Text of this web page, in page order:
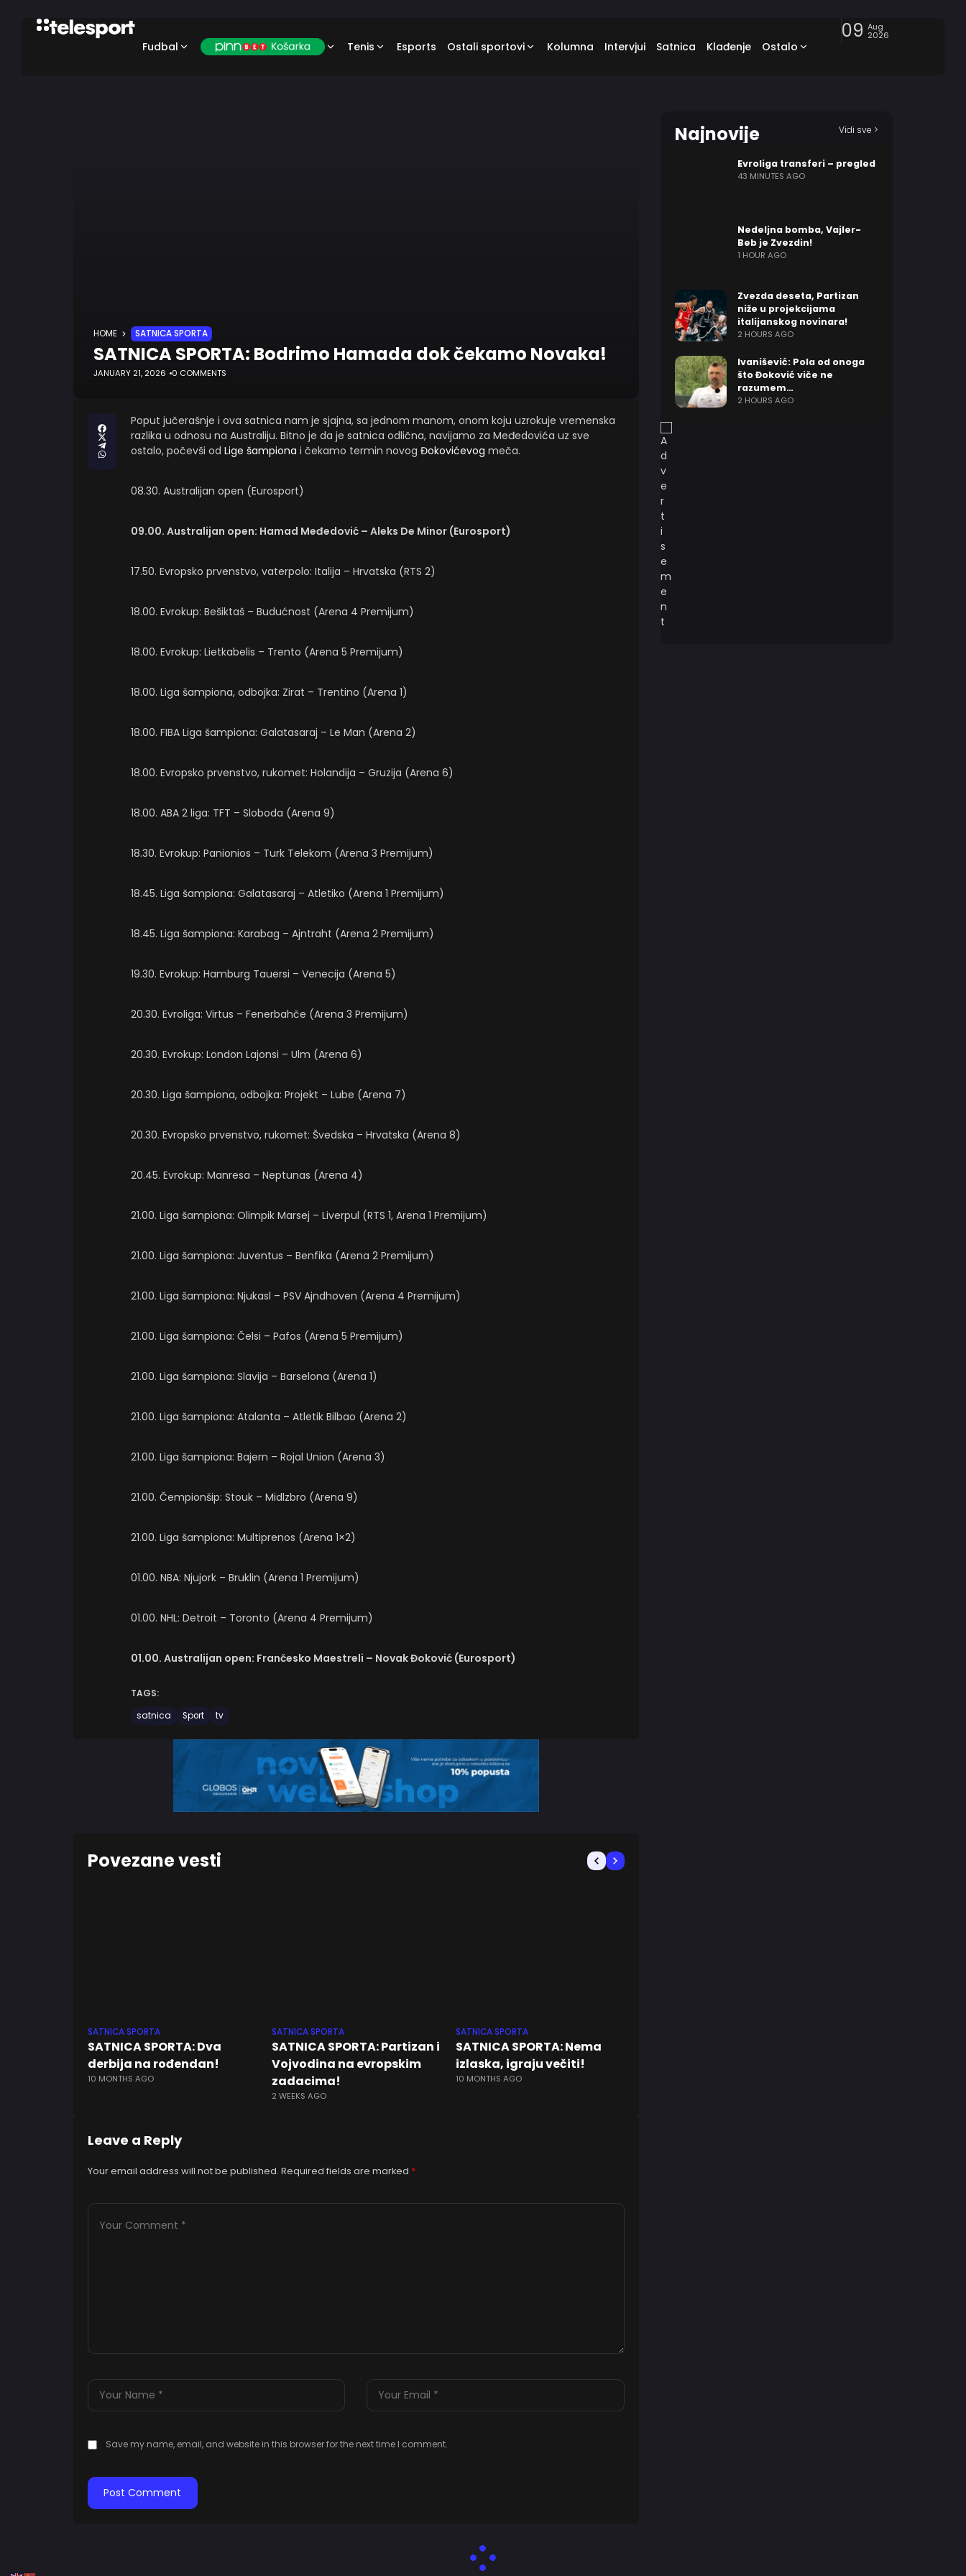
Fudbal Tenis Esports Ostali sportovi Kolumna Intervjui Satnica Klađenje Ostalo
09 Aug
2026
HOME SATNICA SPORTA
SATNICA SPORTA: Bodrimo Hamada dok čekamo Novaka!
JANUARY 21, 2026 0 COMMENTS
Poput jučerašnje i ova satnica nam je sjajna, sa jednom manom, onom koju uzrokuje vremenska
razlika u odnosu na Australiju. Bitno je da je satnica odlična, navijamo za Međedovića uz sve
ostalo, počevši od Lige šampiona i čekamo termin novog Đokovićevog meča.
08.30. Australijan open (Eurosport)
09.00. Australijan open: Hamad Međedović – Aleks De Minor (Eurosport)
17.50. Evropsko prvenstvo, vaterpolo: Italija – Hrvatska (RTS 2)
18.00. Evrokup: Bešiktaš – Budućnost (Arena 4 Premijum)
18.00. Evrokup: Lietkabelis – Trento (Arena 5 Premijum)
18.00. Liga šampiona, odbojka: Zirat – Trentino (Arena 1)
18.00. FIBA Liga šampiona: Galatasaraj – Le Man (Arena 2)
18.00. Evropsko prvenstvo, rukomet: Holandija – Gruzija (Arena 6)
18.00. ABA 2 liga: TFT – Sloboda (Arena 9)
18.30. Evrokup: Panionios – Turk Telekom (Arena 3 Premijum)
18.45. Liga šampiona: Galatasaraj – Atletiko (Arena 1 Premijum)
18.45. Liga šampiona: Karabag – Ajntraht (Arena 2 Premijum)
19.30. Evrokup: Hamburg Tauersi – Venecija (Arena 5)
20.30. Evroliga: Virtus – Fenerbahče (Arena 3 Premijum)
20.30. Evrokup: London Lajonsi – Ulm (Arena 6)
20.30. Liga šampiona, odbojka: Projekt – Lube (Arena 7)
20.30. Evropsko prvenstvo, rukomet: Švedska – Hrvatska (Arena 8)
20.45. Evrokup: Manresa – Neptunas (Arena 4)
21.00. Liga šampiona: Olimpik Marsej – Liverpul (RTS 1, Arena 1 Premijum)
21.00. Liga šampiona: Juventus – Benfika (Arena 2 Premijum)
21.00. Liga šampiona: Njukasl – PSV Ajndhoven (Arena 4 Premijum)
21.00. Liga šampiona: Čelsi – Pafos (Arena 5 Premijum)
21.00. Liga šampiona: Slavija – Barselona (Arena 1)
21.00. Liga šampiona: Atalanta – Atletik Bilbao (Arena 2)
21.00. Liga šampiona: Bajern – Rojal Union (Arena 3)
21.00. Čempionšip: Stouk – Midlzbro (Arena 9)
21.00. Liga šampiona: Multiprenos (Arena 1×2)
01.00. NBA: Njujork – Bruklin (Arena 1 Premijum)
01.00. NHL: Detroit – Toronto (Arena 4 Premijum)
01.00. Australijan open: Frančesko Maestreli – Novak Đoković (Eurosport)
TAGS:
satnica
Sport tv
Povezane vesti
SATNICA SPORTA
SATNICA SPORTA: Dva
derbija na rođendan!
10 MONTHS AGO
SATNICA SPORTA
SATNICA SPORTA: Partizan i
Vojvodina na evropskim
zadacima!
2 WEEKS AGO
SATNICA SPORTA
SATNICA SPORTA: Nema
izlaska, igraju večiti!
10 MONTHS AGO
Leave a Reply
Your email address will not be published. Required fields are marked *
Save my name, email, and website in this browser for the next time I comment.
Najnovije Vidi sve >
Evroliga transferi – pregled
43 MINUTES AGO
Nedeljna bomba, Vajler-
Beb je Zvezdin!
1 HOUR AGO
Zvezda deseta, Partizan
niže u projekcijama
italijanskog novinara!
2 HOURS AGO
Ivanišević: Pola od onoga
što Đoković viče ne
razumem…
2 HOURS AGO